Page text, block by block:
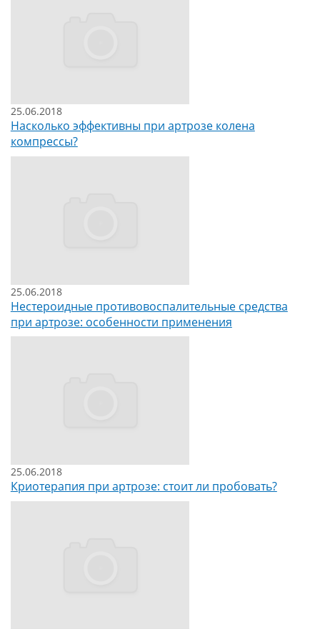
25.06.2018
Насколько эффективны при артрозе колена
компрессы?
25.06.2018
Нестероидные противовоспалительные средства
при артрозе: особенности применения
25.06.2018
Криотерапия при артрозе: стоит ли пробовать?